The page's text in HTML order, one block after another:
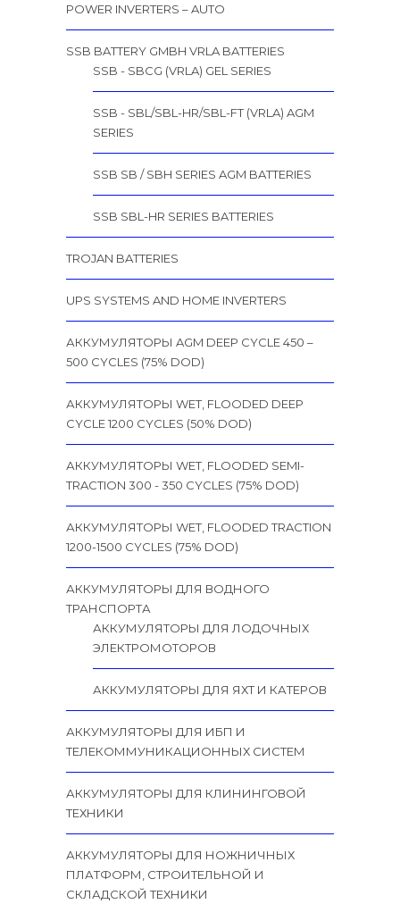
POWER INVERTERS – AUTO
SSB BATTERY GMBH VRLA BATTERIES
SSB - SBCG (VRLA) GEL SERIES
SSB - SBL/SBL-HR/SBL-FT (VRLA) AGM
SERIES
SSB SB / SBH SERIES AGM BATTERIES
SSB SBL-HR SERIES BATTERIES
TROJAN BATTERIES
UPS SYSTEMS AND HOME INVERTERS
АККУМУЛЯТОРЫ AGM DEEP CYCLE 450 –
500 CYCLES (75% DOD)
АККУМУЛЯТОРЫ WET, FLOODED DEEP
CYCLE 1200 CYCLES (50% DOD)
АККУМУЛЯТОРЫ WET, FLOODED SEMI-
TRACTION 300 - 350 CYCLES (75% DOD)
АККУМУЛЯТОРЫ WET, FLOODED TRACTION
1200-1500 CYCLES (75% DOD)
АККУМУЛЯТОРЫ ДЛЯ ВОДНОГО
ТРАНСПОРТА
АККУМУЛЯТОРЫ ДЛЯ ЛОДОЧНЫХ
ЭЛЕКТРОМОТОРОВ
АККУМУЛЯТОРЫ ДЛЯ ЯХТ И КАТЕРОВ
АККУМУЛЯТОРЫ ДЛЯ ИБП И
ТЕЛЕКОММУНИКАЦИОННЫХ СИСТЕМ
АККУМУЛЯТОРЫ ДЛЯ КЛИНИНГОВОЙ
ТЕХНИКИ
АККУМУЛЯТОРЫ ДЛЯ НОЖНИЧНЫХ
ПЛАТФОРМ, СТРОИТЕЛЬНОЙ И
СКЛАДСКОЙ ТЕХНИКИ